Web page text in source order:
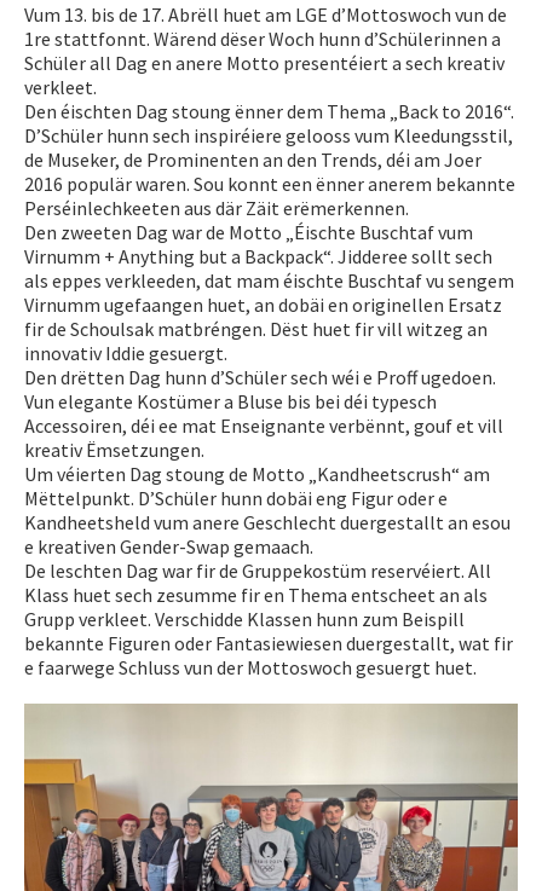
SERVICES
APPRENTISSAGE
APPLIS
Vum 13. bis de 17. Abrëll huet am LGE d’Mottoswoch vun de
1re stattfonnt. Wärend dëser Woch hunn d’Schülerinnen a
Schüler all Dag en anere Motto presentéiert a sech kreativ
verkleet.
Den éischten Dag stoung ënner dem Thema „Back to 2016“.
D’Schüler hunn sech inspiréiere gelooss vum Kleedungsstil,
de Museker, de Prominenten an den Trends, déi am Joer
2016 populär waren. Sou konnt een ënner anerem bekannte
Perséinlechkeeten aus där Zäit erëmerkennen.
Den zweeten Dag war de Motto „Éischte Buschtaf vum
Virnumm + Anything but a Backpack“. Jidderee sollt sech
als eppes verkleeden, dat mam éischte Buschtaf vu sengem
Virnumm ugefaangen huet, an dobäi en originellen Ersatz
fir de Schoulsak matbréngen. Dëst huet fir vill witzeg an
innovativ Iddie gesuergt.
Den drëtten Dag hunn d’Schüler sech wéi e Proff ugedoen.
Vun elegante Kostümer a Bluse bis bei déi typesch
Accessoiren, déi ee mat Enseignante verbënnt, gouf et vill
kreativ Ëmsetzungen.
Um véierten Dag stoung de Motto „Kandheetscrush“ am
Mëttelpunkt. D’Schüler hunn dobäi eng Figur oder e
Kandheetsheld vum anere Geschlecht duergestallt an esou
e kreativen Gender-Swap gemaach.
De leschten Dag war fir de Gruppekostüm reservéiert. All
Klass huet sech zesumme fir en Thema entscheet an als
Grupp verkleet. Verschidde Klassen hunn zum Beispill
bekannte Figuren oder Fantasiewiesen duergestallt, wat fir
e faarwege Schluss vun der Mottoswoch gesuergt huet.